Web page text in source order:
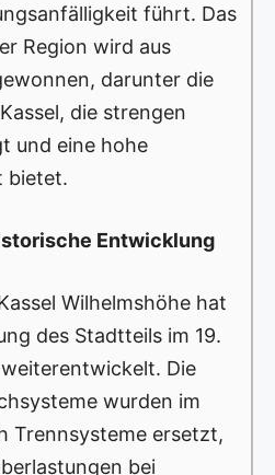
führt. Das
Region wird aus
darunter die
die strengen
und eine hohe
bietet.
Entwicklung
Wilhelmshöhe hat
des Stadtteils im 19.
Die
wurden im
Trennsysteme ersetzt,
bei